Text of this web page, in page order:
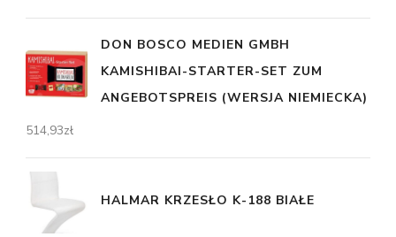
DON BOSCO MEDIEN GMBH
KAMISHIBAI-STARTER-SET ZUM
ANGEBOTSPREIS (WERSJA NIEMIECKA)
514,93zł
HALMAR KRZESŁO K-188 BIAŁE